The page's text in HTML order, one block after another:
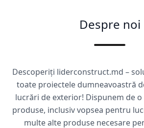
Despre noi
Descoperiți liderconstruct.md –
toate proiectele dumneavoastră
lucrări de exterior! Dispunem de
produse, inclusiv vopsea pentru
multe alte produse necesare